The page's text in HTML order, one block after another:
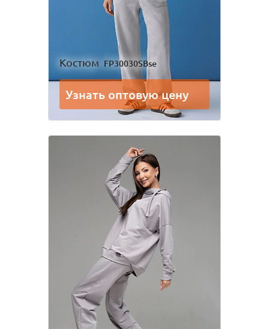
Костюм FP30030SBse
Узнать оптовую цену